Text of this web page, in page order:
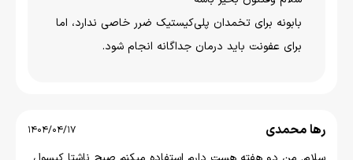
بابونه برای تخمدان پلی‌کیستیک ضرر خاصی ندارد، اما
برای عفونت باید درمان جداگانه انجام شود.
رها محمدی 1404/04/17